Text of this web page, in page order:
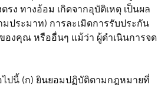
ง ทางอ้อม เกิดจากอุบัติเหตุ เป็นผล
ประมาท) การละเมิดการรับประกัน
งคุณ หรืออื่นๆ แม้ว่า ผู้ดำเนินการจด
ไปนี้ (ก) ยินยอมปฏิบัติตามกฎหมายที่